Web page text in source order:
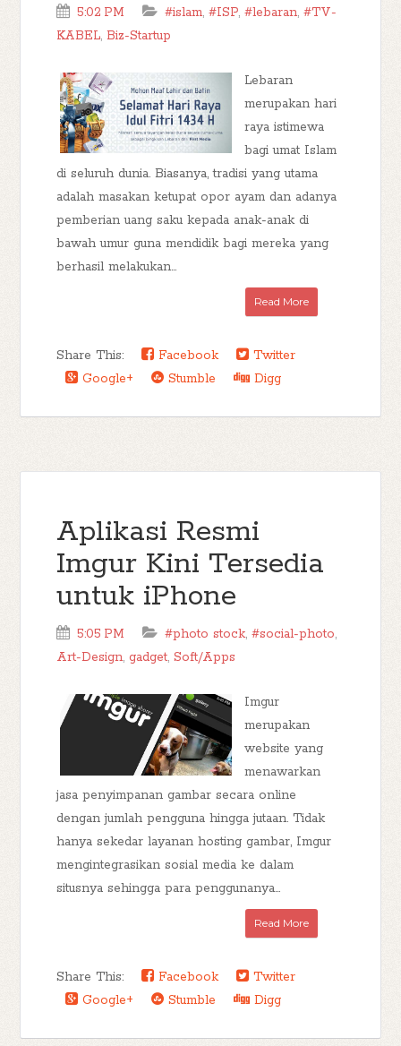
5:02 PM #islam,#ISP,#lebaran,#TV-
KABEL,Biz-Startup
Lebaran
merupakan hari
raya istimewa
bagi umat Islam
di seluruh dunia. Biasanya, tradisi yang utama
adalah masakan ketupat opor ayam dan adanya
pemberian uang saku kepada anak-anak di
bawah umur guna mendidik bagi mereka yang
berhasil melakukan...
Read More
Share This: Facebook
Twitter
Google+
Stumble Digg
Aplikasi Resmi
Imgur Kini Tersedia
untuk iPhone
5:05 PM #photo stock,#social-photo,
Art-Design,gadget,Soft/Apps
Imgur
merupakan
website yang
menawarkan
jasa penyimpanan gambar secara online
dengan jumlah pengguna hingga jutaan. Tidak
hanya sekedar layanan hosting gambar, Imgur
mengintegrasikan sosial media ke dalam
situsnya sehingga para penggunanya...
Read More
Share This: Facebook
Twitter
Google+
Stumble Digg